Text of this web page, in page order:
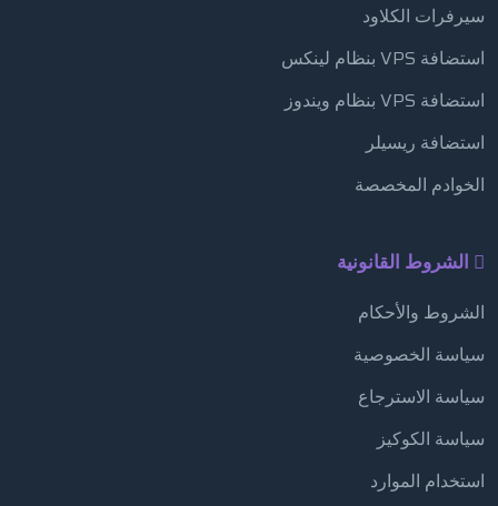
سيرفرات الكلاود
استضافة VPS بنظام لينكس
استضافة VPS بنظام ويندوز
استضافة ريسيلر
الخوادم المخصصة
الشروط القانونية
الشروط والأحكام
سياسة الخصوصية
سياسة الاسترجاع
سياسة الكوكيز
استخدام الموارد